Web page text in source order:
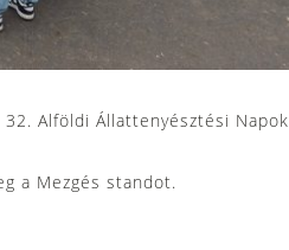
Alföldi Állattenyésztési Napok
a Mezgés standot.